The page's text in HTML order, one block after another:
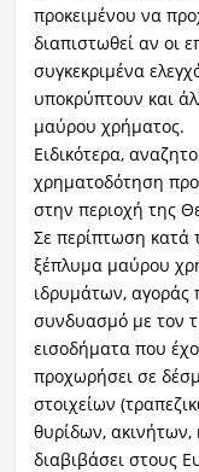
προκειμένου να
διαπιστωθεί αν οι
συγκεκριμένα
υποκρύπτουν και
μαύρου χρήματος.
Ειδικότερα,
χρηματοδότηση
στην περιοχή της
Σε περίπτωση κατά
ξέπλυμα μαύρου
ιδρυμάτων, αγοράς
συνδυασμό με τον
εισοδήματα που
προχωρήσει σε
στοιχείων
θυρίδων,
διαβιβάσει στους